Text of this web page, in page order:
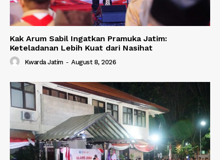
Kak Arum Sabil Ingatkan Pramuka Jatim:
Keteladanan Lebih Kuat dari Nasihat
Kwarda Jatim - August 8, 2026